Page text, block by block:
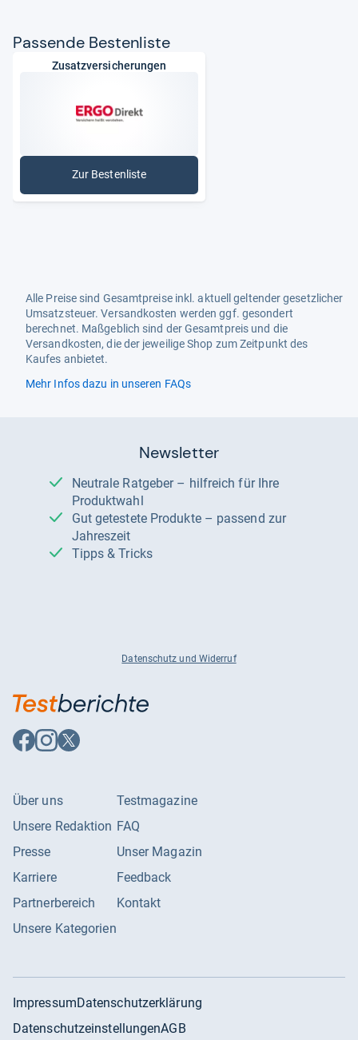
Pas­sende Bes­ten­liste
Zusatzversicherungen
Zur Bestenliste: Zusatzversicherungen
Alle Preise sind Gesamtpreise inkl. aktuell geltender gesetzlicher
Umsatzsteuer. Versandkosten werden ggf. gesondert
berechnet. Maßgeblich sind der Gesamtpreis und die
Versandkosten, die der jeweilige Shop zum Zeitpunkt des
Kaufes anbietet.
Mehr Infos dazu in unseren FAQs
Newsletter
Neutrale Ratgeber – hilfreich für Ihre
Produktwahl
Gut getestete Produkte – passend zur
Jahreszeit
Tipps & Tricks
Datenschutz und Widerruf
Auf
Facebook
Auf
Instagram
Auf
X
Über uns
Unsere Redaktion
Presse
Karriere
Partnerbereich
Unsere Kategorien
Testmagazine
FAQ
Unser Magazin
Feedback
Kontakt
ImpressumDatenschutzerklärung
DatenschutzeinstellungenAGB